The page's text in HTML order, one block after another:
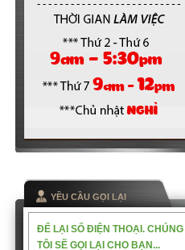
YỀU CẦU GỌI LẠI
ĐỂ LẠI SỐ ĐIỆN THOẠI. CHÚNG
TÔI SẼ GỌI LẠI CHO BẠN...